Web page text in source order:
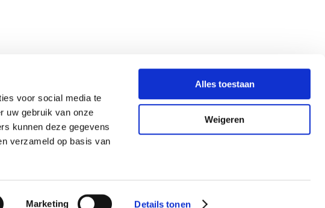
voor social media te
uw gebruik van onze
kunnen deze gegevens
verzameld op basis van
Marketing Details tonen
Alles toestaan
Weigeren